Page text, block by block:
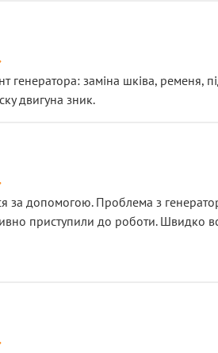
генератора: заміна шківа, ременя,
двигуна зник.
за допомогою. Проблема з
приступили до роботи. Швидко